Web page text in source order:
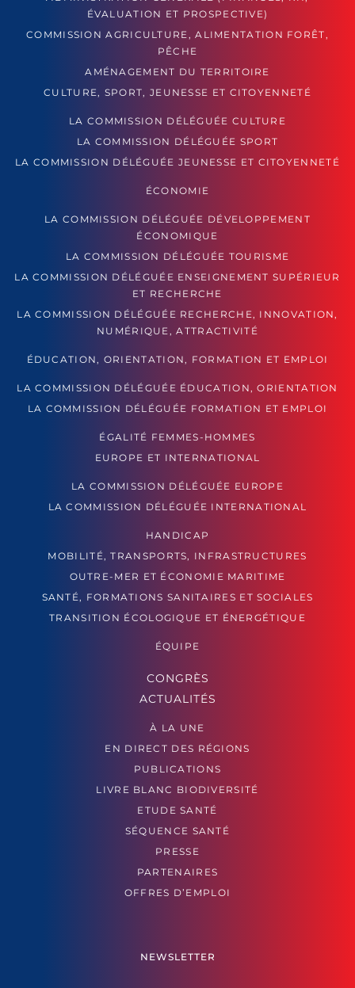
ÉVALUATION ET PROSPECTIVE)
COMMISSION AGRICULTURE, ALIMENTATION FORÊT,
PÊCHE
AMÉNAGEMENT DU TERRITOIRE
CULTURE, SPORT, JEUNESSE ET CITOYENNETÉ
LA COMMISSION DÉLÉGUÉE CULTURE
LA COMMISSION DÉLÉGUÉE SPORT
LA COMMISSION DÉLÉGUÉE JEUNESSE ET CITOYENNETÉ
ÉCONOMIE
LA COMMISSION DÉLÉGUÉE DÉVELOPPEMENT
ÉCONOMIQUE
LA COMMISSION DÉLÉGUÉE TOURISME
LA COMMISSION DÉLÉGUÉE ENSEIGNEMENT SUPÉRIEUR
ET RECHERCHE
LA COMMISSION DÉLÉGUÉE RECHERCHE, INNOVATION,
NUMÉRIQUE, ATTRACTIVITÉ
ÉDUCATION, ORIENTATION, FORMATION ET EMPLOI
LA COMMISSION DÉLÉGUÉE ÉDUCATION, ORIENTATION
LA COMMISSION DÉLÉGUÉE FORMATION ET EMPLOI
ÉGALITÉ FEMMES-HOMMES
EUROPE ET INTERNATIONAL
LA COMMISSION DÉLÉGUÉE EUROPE
LA COMMISSION DÉLÉGUÉE INTERNATIONAL
HANDICAP
MOBILITÉ, TRANSPORTS, INFRASTRUCTURES
OUTRE-MER ET ÉCONOMIE MARITIME
SANTÉ, FORMATIONS SANITAIRES ET SOCIALES
TRANSITION ÉCOLOGIQUE ET ÉNERGÉTIQUE
ÉQUIPE
CONGRÈS
ACTUALITÉS
À LA UNE
EN DIRECT DES RÉGIONS
PUBLICATIONS
LIVRE BLANC BIODIVERSITÉ
ETUDE SANTÉ
SÉQUENCE SANTÉ
PRESSE
PARTENAIRES
OFFRES D’EMPLOI
NEWSLETTER